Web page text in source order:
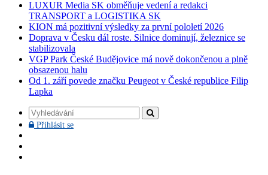
LUXUR Media SK obměňuje vedení a redakci
TRANSPORT a LOGISTIKA SK
KION má pozitivní výsledky za první pololetí 2026
Doprava v Česku dál roste. Silnice dominují, železnice se
stabilizovala
VGP Park České Budějovice má nově dokončenou a plně
obsazenou halu
Od 1. září povede značku Peugeot v České republice Filip
Lapka
Vyhledávání
Přihlásit sePřihlásit